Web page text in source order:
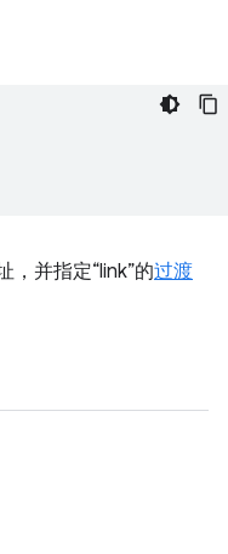
，并指定“link”的过渡